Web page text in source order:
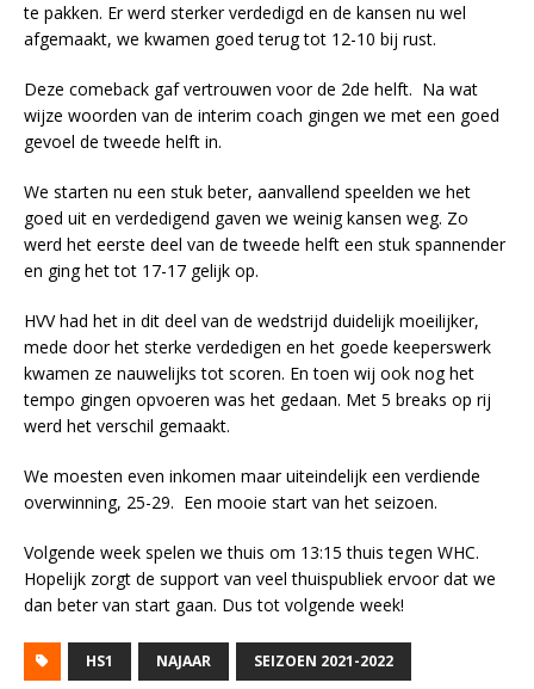
te pakken. Er werd sterker verdedigd en de kansen nu wel
afgemaakt, we kwamen goed terug tot 12-10 bij rust.
Deze comeback gaf vertrouwen voor de 2de helft. Na wat
wijze woorden van de interim coach gingen we met een goed
gevoel de tweede helft in.
We starten nu een stuk beter, aanvallend speelden we het
goed uit en verdedigend gaven we weinig kansen weg. Zo
werd het eerste deel van de tweede helft een stuk spannender
en ging het tot 17-17 gelijk op.
HVV had het in dit deel van de wedstrijd duidelijk moeilijker,
mede door het sterke verdedigen en het goede keeperswerk
kwamen ze nauwelijks tot scoren. En toen wij ook nog het
tempo gingen opvoeren was het gedaan. Met 5 breaks op rij
werd het verschil gemaakt.
We moesten even inkomen maar uiteindelijk een verdiende
overwinning, 25-29. Een mooie start van het seizoen.
Volgende week spelen we thuis om 13:15 thuis tegen WHC.
Hopelijk zorgt de support van veel thuispubliek ervoor dat we
dan beter van start gaan. Dus tot volgende week!
HS1 NAJAAR SEIZOEN 2021-2022